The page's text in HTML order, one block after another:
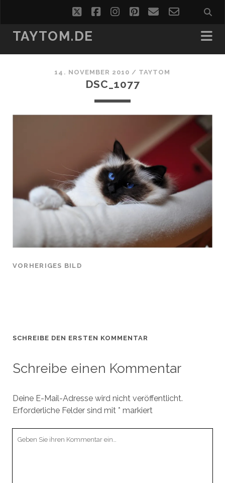
twitterfacebookinstagram
pinterest
emailemail-
form
TAYTOM.DE
14. NOVEMBER 2010 / TAYTOM
DSC_1077
VORHERIGES BILD
SCHREIBE DEN ERSTEN KOMMENTAR
Schreibe einen Kommentar
Deine E-Mail-Adresse wird nicht veröffentlicht.
Erforderliche Felder sind mit * markiert